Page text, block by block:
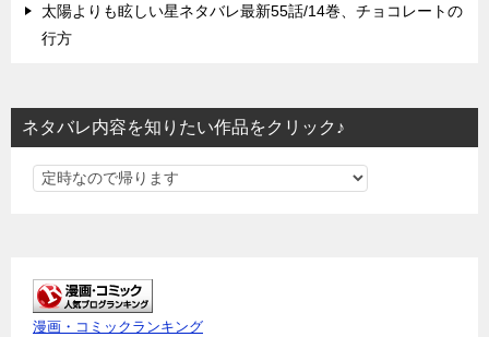
太陽よりも眩しい星ネタバレ最新55話/14巻、チョコレートの
行方
ネタバレ内容を知りたい作品をクリック♪
ネ
内
容
漫画・コミックランキング